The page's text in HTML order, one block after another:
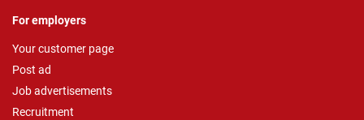
For employers
Your customer page
Post ad
Job advertisements
Recruitment